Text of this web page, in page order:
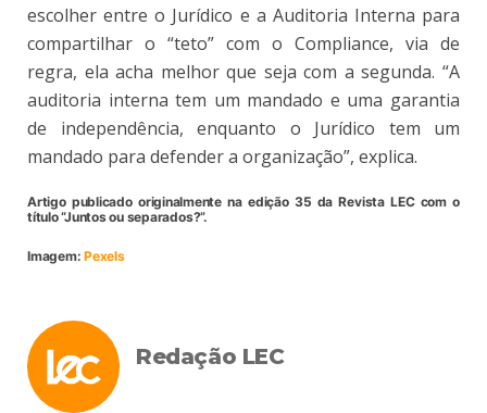
escolher entre o Jurídico e a Auditoria Interna para
compartilhar o “teto” com o Compliance, via de
regra, ela acha melhor que seja com a segunda. “A
auditoria interna tem um mandado e uma garantia
de independência, enquanto o Jurídico tem um
mandado para defender a organização”, explica.
Artigo publicado originalmente na edição 35 da Revista LEC com o
título “Juntos ou separados?”.
Imagem:Pexels
Redação LEC